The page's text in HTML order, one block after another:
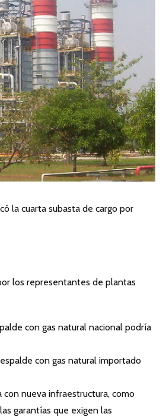
la cuarta subasta de cargo por
los representantes de plantas
con gas natural nacional podría
con gas natural importado
nueva infraestructura, como
garantías que exigen las